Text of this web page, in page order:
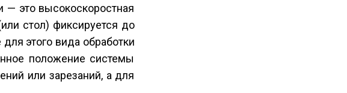
— это высокоскоростная
стол) фиксируется до
этого вида обработки
положение системы
или зарезаний, а для